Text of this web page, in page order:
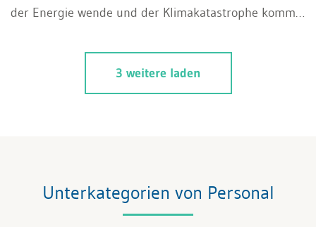
der Energie wende und der Klimakatastrophe kommt
Wertvorstellungen der Generation Z stark geprägt
wird. Die Unternehmen stehen daher vor der grossen
Herausforderung, diese Veränderungen gemeinsam
3 weitere laden
Unterkategorien von Personal